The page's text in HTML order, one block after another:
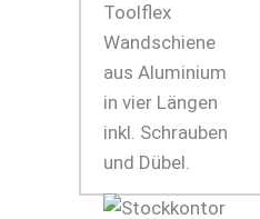
Toolflex
Wandschiene
aus Aluminium
in vier Längen
inkl. Schrauben
und Dübel.